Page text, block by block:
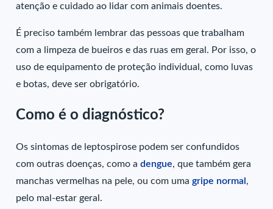
atenção e cuidado ao lidar com animais doentes.
É preciso também lembrar das pessoas que trabalham
com a limpeza de bueiros e das ruas em geral. Por isso, o
uso de equipamento de proteção individual, como luvas
e botas, deve ser obrigatório.
Como é o diagnóstico?
Os sintomas de leptospirose podem ser confundidos
com outras doenças, como adengue, que também gera
manchas vermelhas na pele, ou com umagripe normal ,
pelo mal-estar geral.